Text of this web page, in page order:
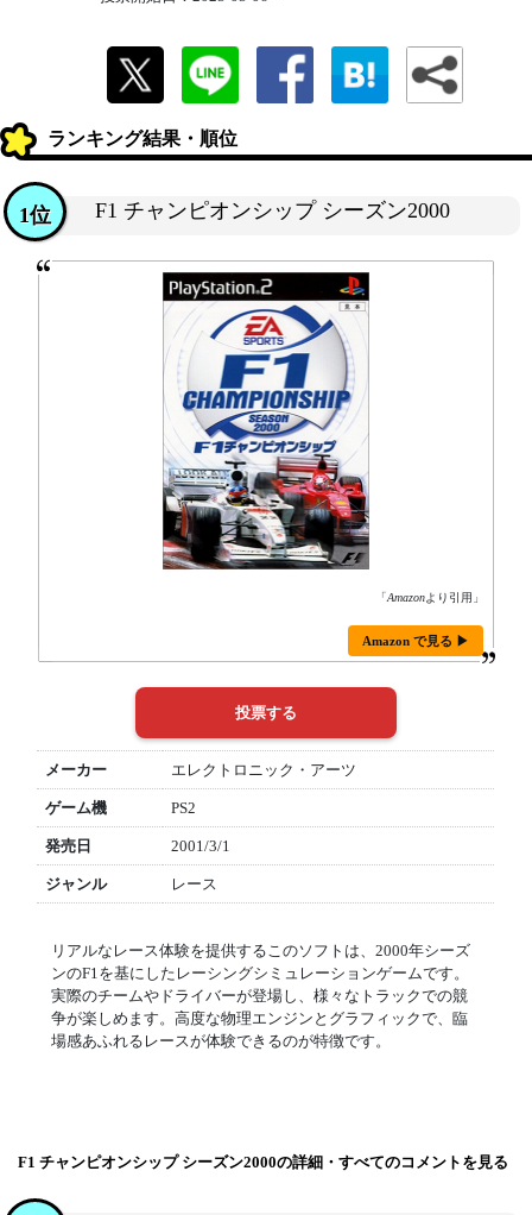
ランキング結果・順位
F1 チャンピオンシップ シーズン2000
1位
「Amazonより引用」
Amazon で見る ▶
メーカー エレクトロニック・アーツ
ゲーム機 PS2
発売日 2001/3/1
ジャンル レース
リアルなレース体験を提供するこのソフトは、2000年シーズ
ンのF1を基にしたレーシングシミュレーションゲームです。
実際のチームやドライバーが登場し、様々なトラックでの競
争が楽しめます。高度な物理エンジンとグラフィックで、臨
場感あふれるレースが体験できるのが特徴です。
F1 チャンピオンシップ シーズン2000の詳細・すべてのコメントを見る